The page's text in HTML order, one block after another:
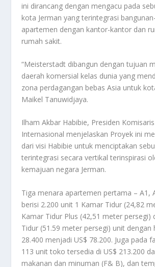
ini dirancang dengan mengacu pada
kota Jerman yang terintegrasi
apartemen dengan kantor-kantor dan
rumah sakit.
“Meisterstadt dibangun dengan tujuan
daerah komersial kelas dunia yang
zona perdagangan bebas Asia untuk
Maikel Tanuwidjaya.
Ilham Akbar Habibie, Presiden
Internasional menjelaskan Proyek ini
dari visi Habibie untuk menciptakan
terintegrasi secara vertikal terinspirasi
kemajuan negara Jerman.
Tiga menara apartemen pertama – A1,
berisi 2.200 unit 1 Kamar Tidur (24,82
Kamar Tidur Plus (42,51 meter persegi)
Tidur (51.59 meter persegi) unit dengan
28.400 menjadi US$ 78.200. Juga pada
113 unit toko tersedia di US$ 213.200
makanan dan minuman (F& B), dan